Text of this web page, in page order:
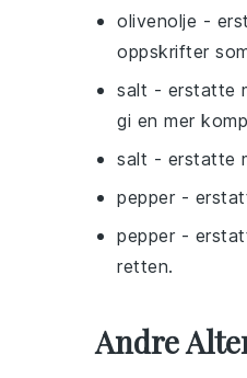
olivenolje -
oppskrifter
salt - erstatte
gi en mer
salt - erstatte
pepper -
pepper -
retten.
Andre